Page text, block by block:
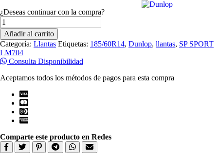
¿Deseas continuar con la compra?
Llantas
Dunlop
SP
SPORT
LM704
185/60R14
Añadir al carrito
Categoría: Llantas Etiquetas: 185/60R14, Dunlop, llantas, SP SPORT
LM704
Consulta Disponibilidad
Aceptamos todos los métodos de pagos para esta compra
Comparte este producto en Redes